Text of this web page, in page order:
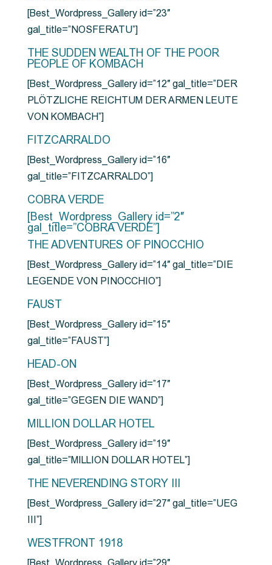
[Best_Wordpress_Gallery id=”23″
gal_title=”NOSFERATU”]
THE SUDDEN WEALTH OF THE POOR
PEOPLE OF KOMBACH
[Best_Wordpress_Gallery id=”12″ gal_title=”DER
PLÖTZLICHE REICHTUM DER ARMEN LEUTE
VON KOMBACH”]
FITZCARRALDO
[Best_Wordpress_Gallery id=”16″
gal_title=”FITZCARRALDO”]
COBRA VERDE
[Best_Wordpress_Gallery id=”2″
gal_title=”COBRA VERDE”]
THE ADVENTURES OF PINOCCHIO
[Best_Wordpress_Gallery id=”14″ gal_title=”DIE
LEGENDE VON PINOCCHIO”]
FAUST
[Best_Wordpress_Gallery id=”15″
gal_title=”FAUST”]
HEAD-ON
[Best_Wordpress_Gallery id=”17″
gal_title=”GEGEN DIE WAND”]
MILLION DOLLAR HOTEL
[Best_Wordpress_Gallery id=”19″
gal_title=”MILLION DOLLAR HOTEL”]
THE NEVERENDING STORY III
[Best_Wordpress_Gallery id=”27″ gal_title=”UEG
III”]
WESTFRONT 1918
[Best_Wordpress_Gallery id=”29″